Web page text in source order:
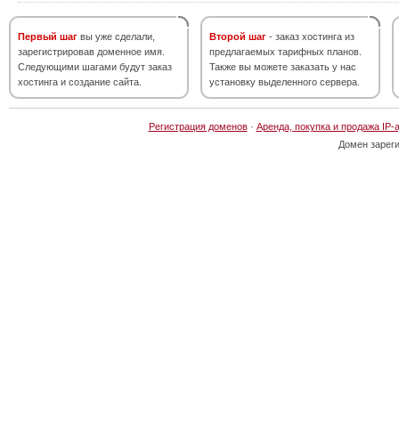
Первый шаг вы уже сделали,
зарегистрировав доменное имя.
Следующими шагами будут заказ
хостинга и создание сайта.
Второй шаг - заказ хостинга из
предлагаемых тарифных планов.
Также вы можете заказать у нас
установку выделенного сервера.
Регистрация доменов· Аренда, покупка и продажа IP-
Домен